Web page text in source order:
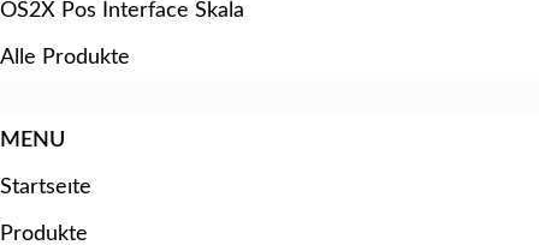
OS2X Pos Interface Skala
Alle Produkte
MENU
Startseıte
Produkte